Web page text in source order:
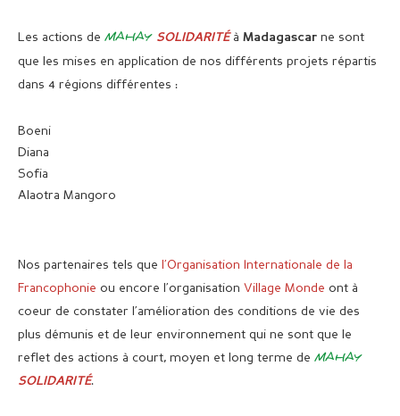
Les actions de MAHAY SOLIDARITÉà Madagascar ne sont
que les mises en application de nos différents projets répartis
dans 4 régions différentes :
Boeni
Diana
Sofia
Alaotra Mangoro
Nos partenaires tels que l’Organisation Internationale de la
Francophonie ou encore l’organisation Village Monde ont à
coeur de constater l’amélioration des conditions de vie des
plus démunis et de leur environnement qui ne sont que le
reflet des actions à court, moyen et long terme de MAHAY
SOLIDARITÉ.